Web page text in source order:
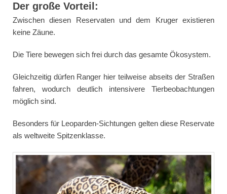
Der große Vorteil:
Zwischen diesen Reservaten und dem Kruger existieren
keine Zäune.
Die Tiere bewegen sich frei durch das gesamte Ökosystem.
Gleichzeitig dürfen Ranger hier teilweise abseits der Straßen
fahren, wodurch deutlich intensivere Tierbeobachtungen
möglich sind.
Besonders für Leoparden-Sichtungen gelten diese Reservate
als weltweite Spitzenklasse.